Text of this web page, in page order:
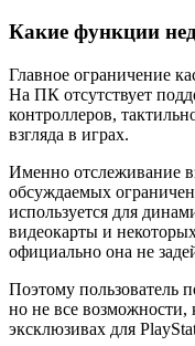
Какие функции
Главное ограничение
На ПК отсутствует
контроллеров,
взгляда в играх.
Именно отслеживание
обсуждаемых
используется для
видеокарты и
официально она не
Поэтому пользователь
но не все возможности,
эксклюзивах для